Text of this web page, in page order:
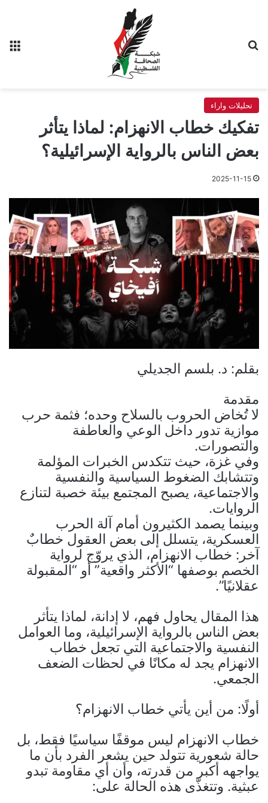
تحليلات واراء
تفكيك خطاب الانهزام: لماذا يتأثر
بعض الناس بالرواية الإسرائيلية؟
2025-11-15
بقلم: د. بلسم الجديلي
مقدمة
لا تُخاض الحروب بالسلاح وحده؛ فثمة حرب
موازية تدور داخل الوعي والعاطفة
والتصورات.
وفي غزة، حيث تتكدس الخبرات المؤلمة
وتتشابك الضغوط السياسية والنفسية
والاجتماعية، يصبح المجتمع بيئة خصبة لتنازع
الروايات.
وبينما يصمد الكثيرون أمام آلة الحرب
العسكرية، يتسلل إلى بعض العقول خطابٌ
آخر: خطاب الانهزام، الذي يروّج لرواية
الخصم بوصفها “الأكثر واقعية” أو “المقبولة
عقلانيًا”.
هذا المقال يحاول فهم، لا إدانة، لماذا يتأثر
بعض الناس بالرواية الإسرائيلية، وما العوامل
النفسية والاجتماعية التي تجعل خطاب
الانهزام يجد له مكانًا في لحظات الضعف
الجمعي.
أولًا: من أين يأتي خطاب الانهزام؟
خطاب الانهزام ليس موقفًا سياسيًا فقط، بل
حالة شعورية تتولد حين يشعر الفرد بأن ما
يواجهه أكبر من قدرته، وأن أي مقاومة تبدو
عبثية. وتتغذّى هذه الحالة على: